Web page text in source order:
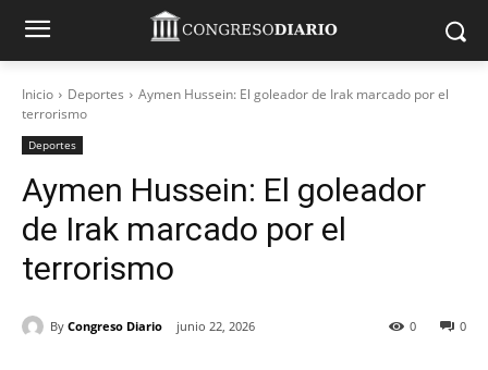
Inicio Deportes
Aymen Hussein: El goleador de Irak marcado por el
terrorismo
Deportes
Aymen Hussein: El goleador
de Irak marcado por el
terrorismo
By Congreso Diario junio 22, 2026 0
0